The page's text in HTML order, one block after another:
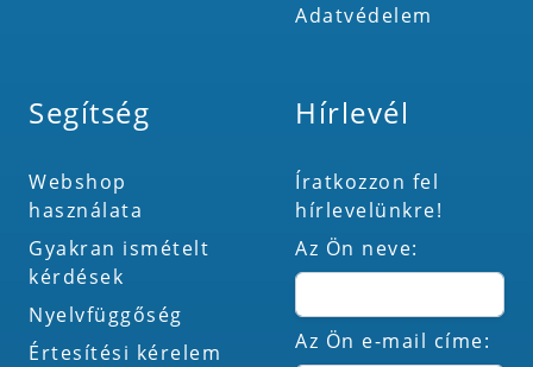
Adatvédelem
Segítség
Webshop
használata
Gyakran ismételt
kérdések
Nyelvfüggőség
Értesítési kérelem
Hírlevél
Íratkozzon fel
hírlevelünkre!
Az Ön neve:
Az Ön e-mail címe: